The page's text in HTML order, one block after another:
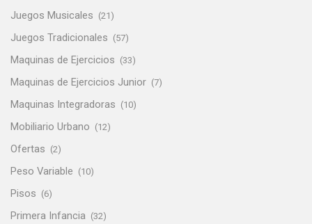
Juegos Musicales (21)
Juegos Tradicionales (57)
Maquinas de Ejercicios (33)
Maquinas de Ejercicios Junior (7)
Maquinas Integradoras (10)
Mobiliario Urbano (12)
Ofertas (2)
Peso Variable (10)
Pisos (6)
Primera Infancia (32)